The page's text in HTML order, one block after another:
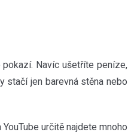
Navíc ušetříte peníze,
stačí jen barevná stěna nebo
určitě najdete mnoho